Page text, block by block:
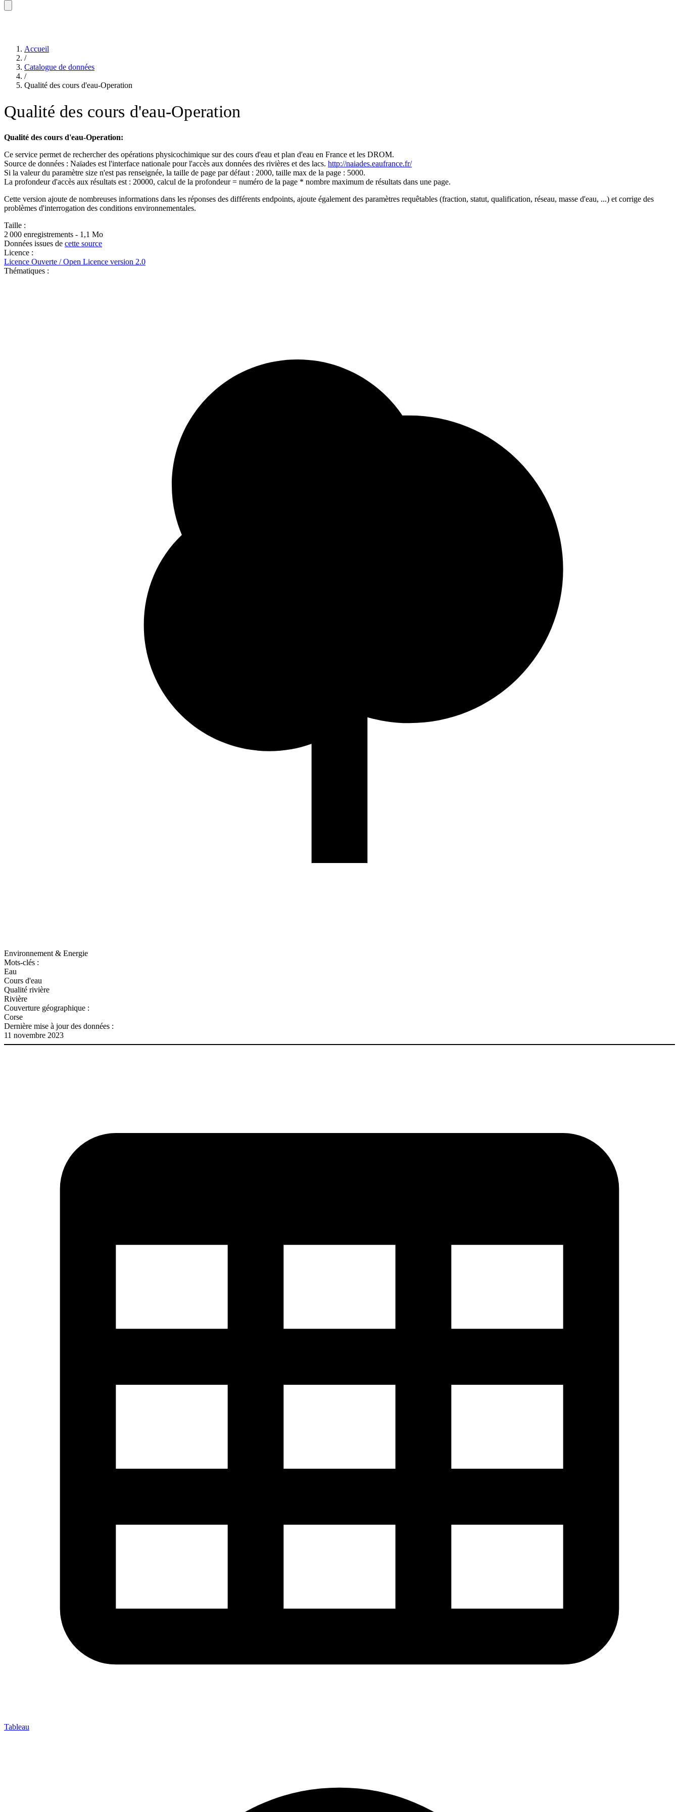
Accueil
/
Catalogue de données
/
Qualité des cours d'eau-Operation
Qualité des cours d'eau-Operation
Qualité des cours d'eau-Operation:
Ce service permet de rechercher des opérations physicochimique sur des cours d'eau et plan d'eau en France et les DROM.
Source de données : Naïades est l'interface nationale pour l'accès aux données des rivières et des lacs. http://naiades.eaufrance.fr/
Si la valeur du paramètre size n'est pas renseignée, la taille de page par défaut : 2000, taille max de la page : 5000.
La profondeur d'accès aux résultats est : 20000, calcul de la profondeur = numéro de la page * nombre maximum de résultats dans une page.
Cette version ajoute de nombreuses informations dans les réponses des différents endpoints, ajoute également des paramètres requêtables (fraction, statut, qualification, réseau, masse d'eau, ...) et corrige des
problèmes d'interrogation des conditions environnementales.
Taille :
2 000 enregistrements - 1,1 Mo
Données issues de cette source
Licence :
Licence Ouverte / Open Licence version 2.0
Thématiques :
Environnement & Energie
Mots-clés :
Eau
Cours d'eau
Qualité rivière
Rivière
Couverture géographique :
Corse
Dernière mise à jour des données :
11 novembre 2023
Tableau